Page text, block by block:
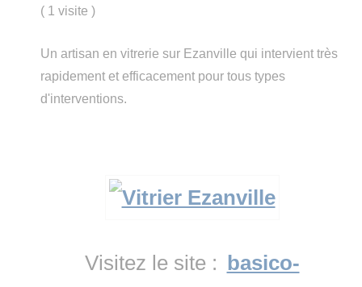
( 1 visite)
Un artisan en vitrerie sur Ezanville qui intervient très
rapidement et efficacement pour tous types
d'interventions.
Visitez le site : basico-